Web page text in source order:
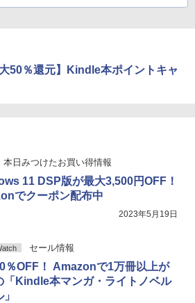
50％還元】Kindle本ポイントキャ
本日みつけたお買い得情報
11 DSP版が最大3,500円OFF！
でクーポン配布中
2023年5月19日
セール情報
％OFF！ Amazonで1万冊以上が
「Kindle本マンガ・ライトノベル